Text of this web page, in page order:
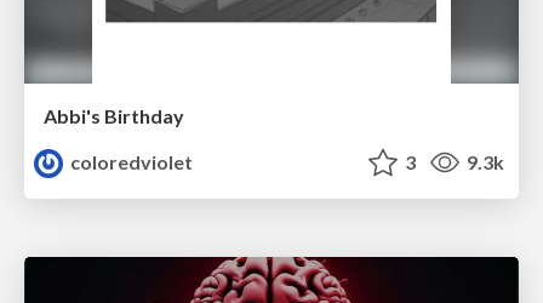
Abbi's Birthday
coloredviolet
3 9.3k